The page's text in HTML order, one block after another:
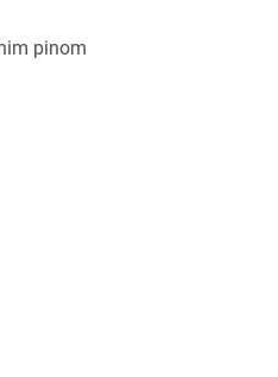
pinom